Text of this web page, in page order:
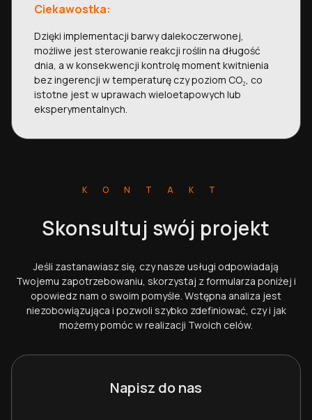
Ciekawostka:
Dzięki implementacji barwy dalekoczerwonej,
możliwe jest sterowanie reakcji roślin na długość
dnia, a w konsekwencji kontrolę moment kwitnienia
bez ingerencji w temperaturę czy poziom CO₂, co
istotne jest w uprawach wieloetapowych lub
eksperymentalnych.
KONTAKT
Skonsultuj swój projekt
Jeśli zastanawiasz się, czy nasze usługi odpowiadają
Twojemu zapotrzebowaniu, skorzystaj z formularza poniżej i
opowiedz nam o swoim pomyśle. Wstępna analiza jest
niezobowiązująca i pozwoli szybko zdefiniować, czy i jak
możemy pomóc w realizacji Twoich celów.
Napisz do nas